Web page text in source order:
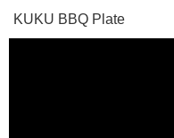
KUKU BBQ Plate